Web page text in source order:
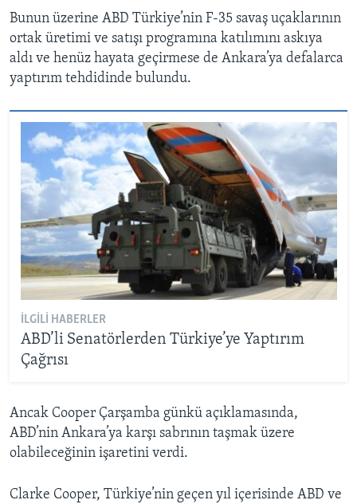
Bunun üzerine ABD Türkiye’nin F-35 savaş uçaklarının
ortak üretimi ve satışı programına katılımını askıya
aldı ve henüz hayata geçirmese de Ankara’ya defalarca
yaptırım tehdidinde bulundu.
İLGILI HABERLER
ABD’li Senatörlerden Türkiye’ye Yaptırım
Çağrısı
Ancak Cooper Çarşamba günkü açıklamasında,
ABD’nin Ankara’ya karşı sabrının taşmak üzere
olabileceğinin işaretini verdi.
Clarke Cooper, Türkiye’nin geçen yıl içerisinde ABD ve